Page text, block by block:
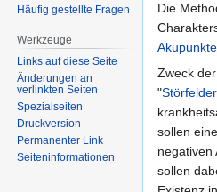
Die
Zweck
"Störfelder
sollen
negativen
sollen
Häufig gestellte Fragen
Werkzeuge
Links auf diese Seite
Änderungen an
verlinkten Seiten
Spezialseiten
Druckversion
Permanenter Link
Seiten­informationen